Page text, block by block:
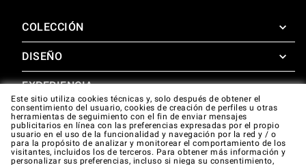
COLECCIÓN
SuperOven
Accesorios
DISEÑO
Design Lounge
Descargas
Galería
EXPERIENCIA
SuperOven Experience
Unox Casa App
APOYO
Garantía
Este sitio utiliza cookies técnicas y, solo después de obtener el
consentimiento del usuario, cookies de creación de perfiles u otras
herramientas de seguimiento con el fin de enviar mensajes
publicitarios en línea con las preferencias expresadas por el propio
usuario en el uso de la funcionalidad y navegación por la red y / o
para la propósito de analizar y monitorear el comportamiento de los
visitantes, incluidos los de terceros. Para obtener más información y
personalizar sus preferencias, incluso si niega su consentimiento,